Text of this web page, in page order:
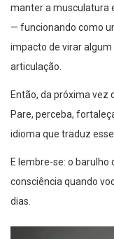
manter a musculatura
— funcionando como
impacto de virar
articulação.
Então, da próxima vez
Pare, perceba,
idioma que traduz
E lembre-se: o barulho
consciência quando
dias.